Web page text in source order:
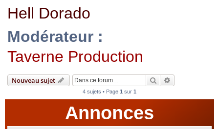
Hell Dorado
Modérateur :
Taverne Production
Nouveau sujet Rechercher
4 sujets • Page 1 sur 1
Annonces